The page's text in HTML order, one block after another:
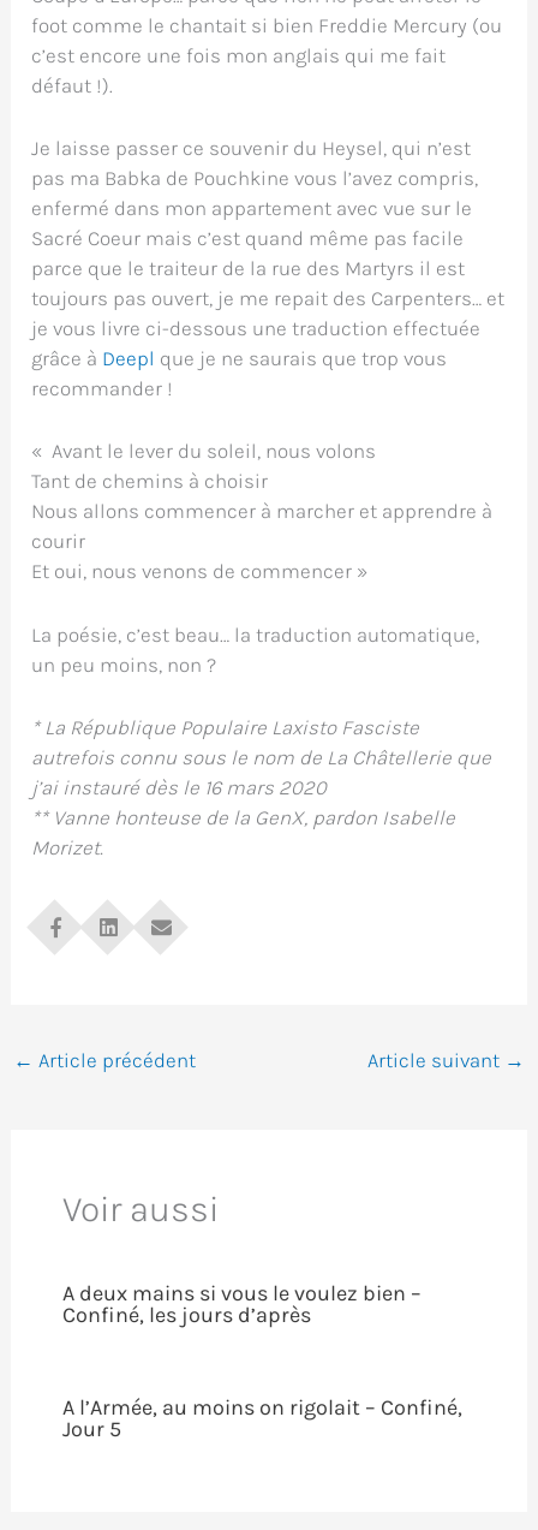
foot comme le chantait si bien Freddie Mercury (ou
c’est encore une fois mon anglais qui me fait
défaut !).
Je laisse passer ce souvenir du Heysel, qui n’est
pas ma Babka de Pouchkine vous l’avez compris,
enfermé dans mon appartement avec vue sur le
Sacré Coeur mais c’est quand même pas facile
parce que le traiteur de la rue des Martyrs il est
toujours pas ouvert, je me repait des Carpenters… et
je vous livre ci-dessous une traduction effectuée
grâce à Deepl que je ne saurais que trop vous
recommander !
« Avant le lever du soleil, nous volons
Tant de chemins à choisir
Nous allons commencer à marcher et apprendre à
courir
Et oui, nous venons de commencer »
La poésie, c’est beau… la traduction automatique,
un peu moins, non ?
* La République Populaire Laxisto Fasciste
autrefois connu sous le nom de La Châtellerie que
j’ai instauré dès le 16 mars 2020
** Vanne honteuse de la GenX, pardon Isabelle
Morizet.
← Article précédent Article suivant →
Voir aussi
A deux mains si vous le voulez bien –
Confiné, les jours d’après
A l’Armée, au moins on rigolait – Confiné,
Jour 5